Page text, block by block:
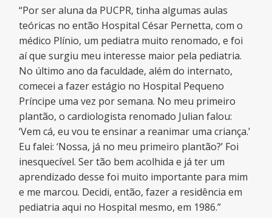
“Por ser aluna da PUCPR, tinha algumas aulas
teóricas no então Hospital César Pernetta, com o
médico Plínio, um pediatra muito renomado, e foi
aí que surgiu meu interesse maior pela pediatria.
No último ano da faculdade, além do internato,
comecei a fazer estágio no Hospital Pequeno
Príncipe uma vez por semana. No meu primeiro
plantão, o cardiologista renomado Julian falou:
‘Vem cá, eu vou te ensinar a reanimar uma criança.’
Eu falei: ‘Nossa, já no meu primeiro plantão?’ Foi
inesquecível. Ser tão bem acolhida e já ter um
aprendizado desse foi muito importante para mim
e me marcou. Decidi, então, fazer a residência em
pediatria aqui no Hospital mesmo, em 1986.”